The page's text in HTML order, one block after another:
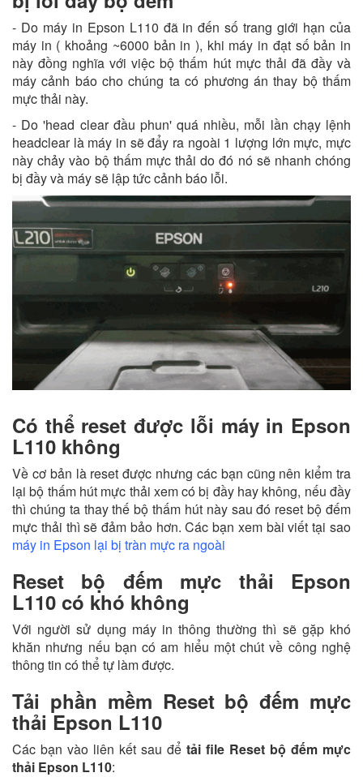
- Do máy in Epson L110 đã in đến số trang giới hạn của
máy in ( khoảng ~6000 bản in ), khi máy in đạt số bản in
này đồng nghĩa với việc bộ thấm hút mực thải đã đầy và
máy cảnh báo cho chúng ta có phương án thay bộ thấm
mực thải này.
- Do 'head clear đầu phun' quá nhiều, mỗi lần chạy lệnh
headclear là máy in sẽ đẩy ra ngoài 1 lượng lớn mực, mực
này chảy vào bộ thấm mực thải do đó nó sẽ nhanh chóng
bị đầy và máy sẽ lập tức cảnh báo lỗi.
Có thể reset được lỗi máy in Epson
L110 không
Về cơ bản là reset được nhưng các bạn cũng nên kiểm tra
lại bộ thấm hút mực thải xem có bị đầy hay không, nếu đầy
thì chúng ta thay thế bộ thấm hút này sau đó reset bộ đếm
mực thải thì sẽ đảm bảo hơn. Các bạn xem bài viết tại sao
máy in Epson lại bị tràn mực ra ngoài
Reset bộ đếm mực thải Epson
L110 có khó không
Với người sử dụng máy in thông thường thì sẽ gặp khó
khăn nhưng nếu bạn có am hiểu một chút về công nghệ
thông tin có thể tự làm được.
Tải phần mềm Reset bộ đếm mực
thải Epson L110
Các bạn vào liên kết sau để tải file Reset bộ đếm mực
thải Epson L110: